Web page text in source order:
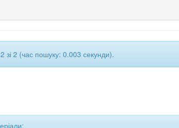
зі 2 (час пошуку: 0.003 секунди).